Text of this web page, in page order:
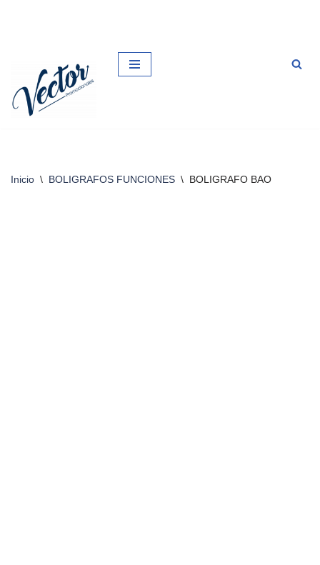
contenido
Inicio \ BOLIGRAFOS FUNCIONES \ BOLIGRAFO BAO